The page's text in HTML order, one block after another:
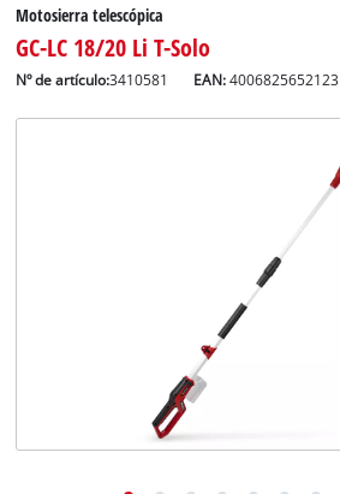
Motosierra telescópica
GC-LC 18/20 Li T-Solo
Nº de artículo:3410581 EAN:4006825652123